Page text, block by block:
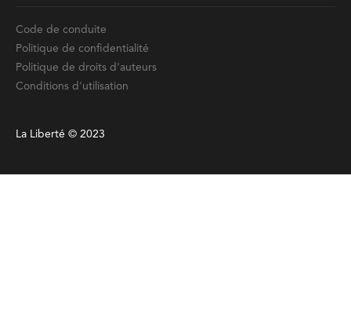
Code de conduite
Politique de confidentialité
Politique de droits d'auteurs
Conditions d'utilisation
La Liberté © 2023